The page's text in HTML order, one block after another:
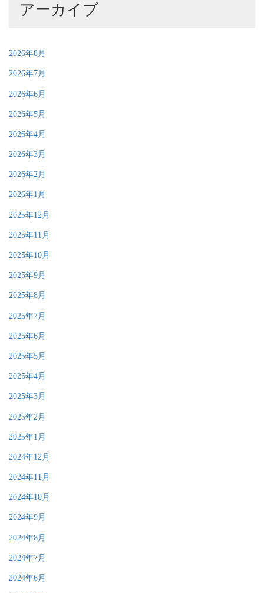
アーカイブ
2026年8月
2026年7月
2026年6月
2026年5月
2026年4月
2026年3月
2026年2月
2026年1月
2025年12月
2025年11月
2025年10月
2025年9月
2025年8月
2025年7月
2025年6月
2025年5月
2025年4月
2025年3月
2025年2月
2025年1月
2024年12月
2024年11月
2024年10月
2024年9月
2024年8月
2024年7月
2024年6月